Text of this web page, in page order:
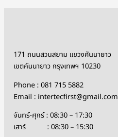
171 ถนนสวนสยาม แขวงคันนายาว
เขตคันนายาว กรุงเทพฯ 10230
Phone : 081 715 5882
Email : intertecfirst@gmail.com
จันทร์-ศุกร์ : 08:30 – 17:30
เสาร์ : 08:30 – 15:30